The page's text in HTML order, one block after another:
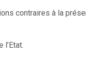
contraires à la